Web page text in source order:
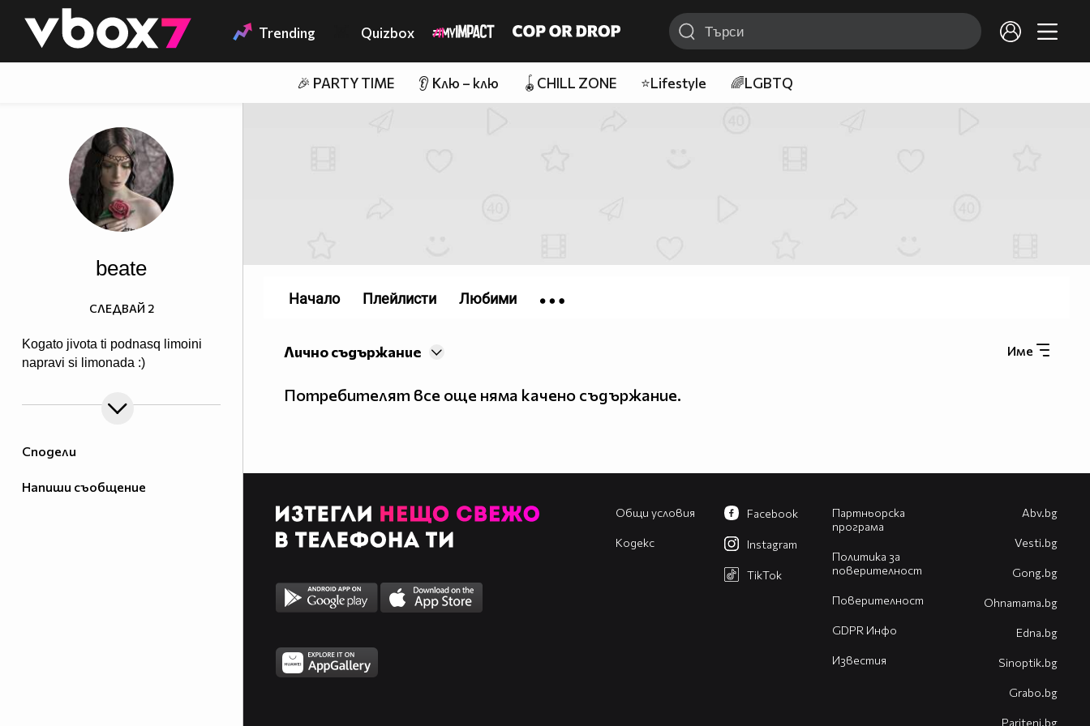
👾 Trending Quizbox
🎉 PARTY TIME 👂 Клю – клю 🪀CHILL ZONE ⭐Lifestyle 🌈LGBTQ
Сподели
Напиши съобщение
beate
Kogato jivota ti podnasq limoini
napravi si limonada :)
СЛЕДВАЙ 2
Име
Лично съдържание
Потребителят все още няма качено съдържание.
Начало Плейлисти Любими
Общи условия
Кодекс
Партньорска
програма
Политика за
поверителност
Поверителност
GDPR Инфо
Известия
Facebook
Instagram
TikTok
Abv.bg
Vesti.bg
Gong.bg
Оhnamama.bg
Edna.bg
Sinoptik.bg
Grabo.bg
Pariteni.bg